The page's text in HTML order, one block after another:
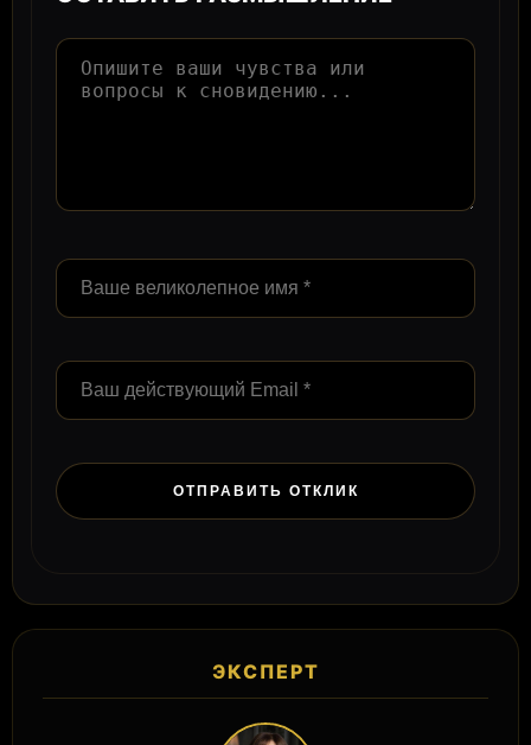
ЭКСПЕРТ